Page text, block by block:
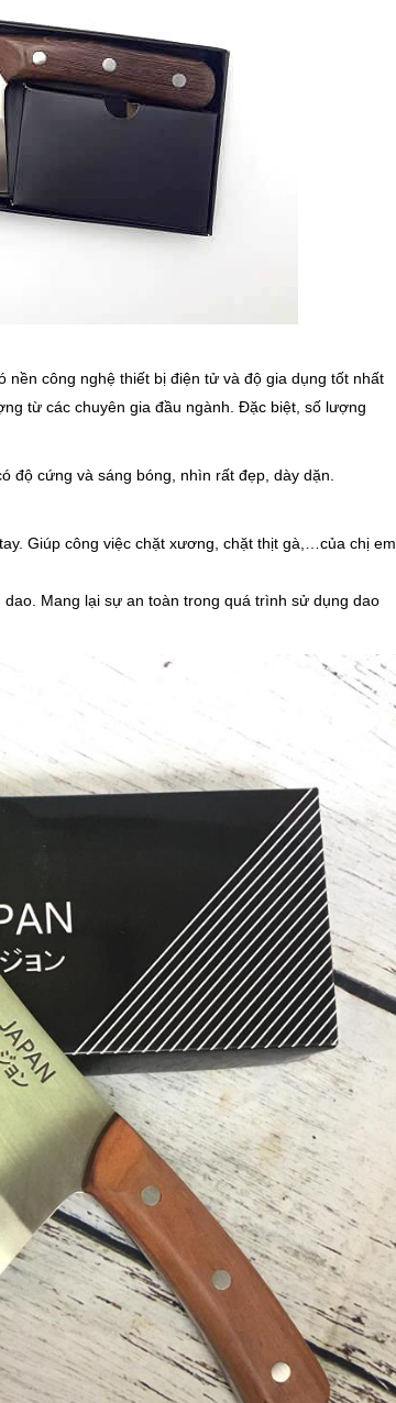
công nghệ thiết bị điện tử và độ gia dụng tốt nhất
từ các chuyên gia đầu ngành. Đặc biệt, số lượng
độ cứng và sáng bóng, nhìn rất đẹp, dày dặn.
Giúp công việc chặt xương, chặt thịt gà,…của chị em
Mang lại sự an toàn trong quá trình sử dụng dao